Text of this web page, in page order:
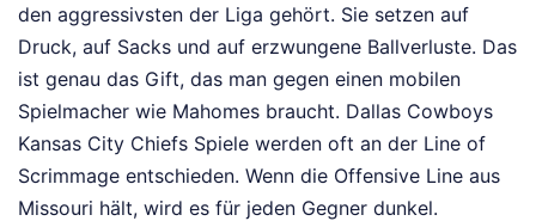
den aggressivsten der Liga gehört. Sie setzen auf
Druck, auf Sacks und auf erzwungene Ballverluste. Das
ist genau das Gift, das man gegen einen mobilen
Spielmacher wie Mahomes braucht. Dallas Cowboys
Kansas City Chiefs Spiele werden oft an der Line of
Scrimmage entschieden. Wenn die Offensive Line aus
Missouri hält, wird es für jeden Gegner dunkel.